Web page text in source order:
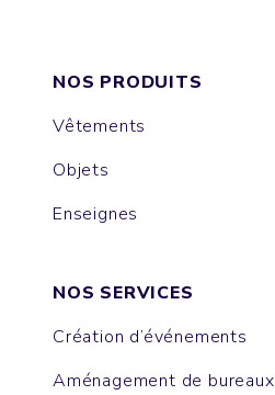
NOS PRODUITS
Vêtements
Objets
Enseignes
NOS SERVICES
Création d’événements
Aménagement de bureaux